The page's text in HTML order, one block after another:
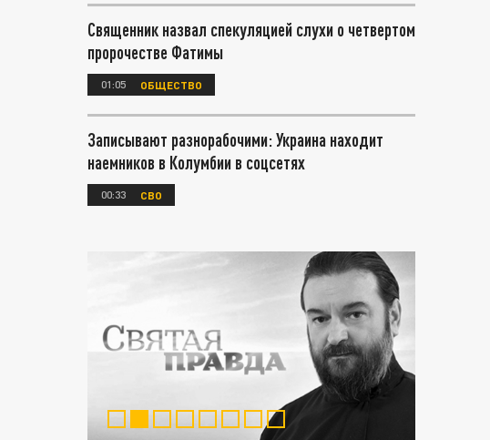
Священник назвал спекуляцией слухи о четвертом
пророчестве Фатимы
01:05 ОБЩЕСТВО
Записывают разнорабочими: Украина находит
наемников в Колумбии в соцсетях
00:33 СВО